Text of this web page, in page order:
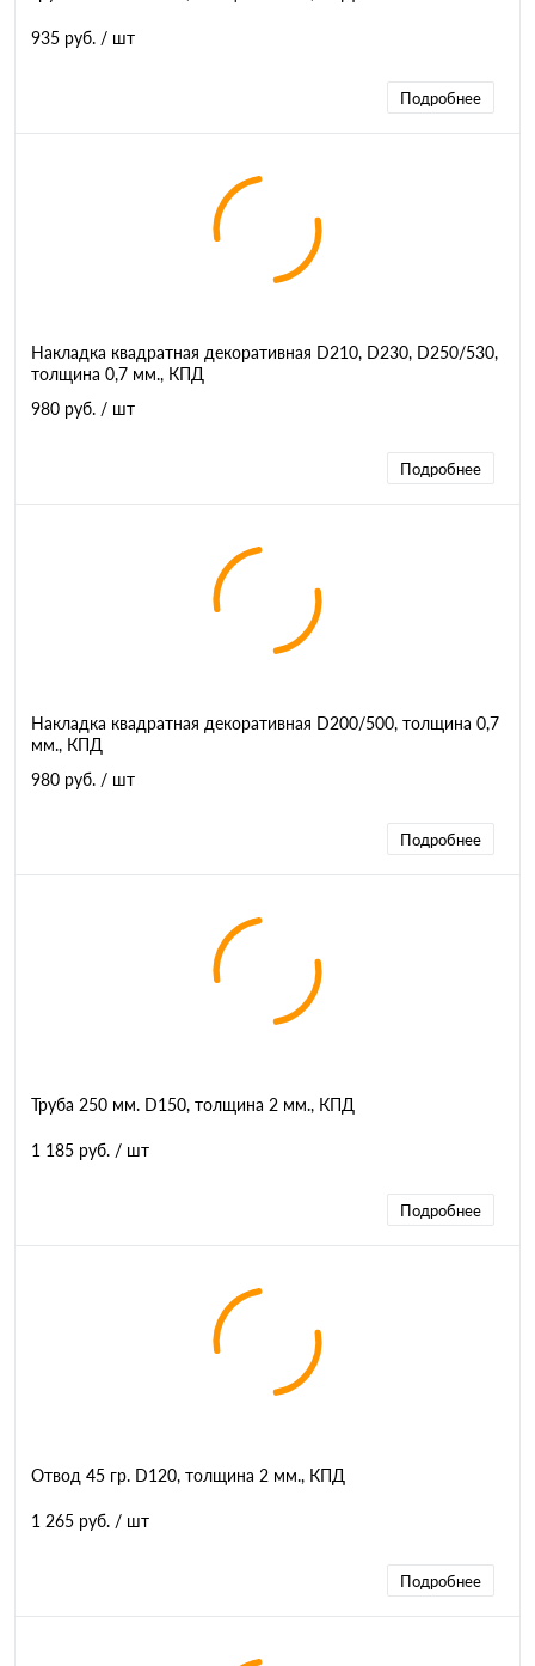
935 руб. / шт
Подробнее
Накладка квадратная декоративная D210, D230, D250/530,
толщина 0,7 мм., КПД
980 руб. / шт
Подробнее
Накладка квадратная декоративная D200/500, толщина 0,7
мм., КПД
980 руб. / шт
Подробнее
Труба 250 мм. D150, толщина 2 мм., КПД
1 185 руб. / шт
Подробнее
Отвод 45 гр. D120, толщина 2 мм., КПД
1 265 руб. / шт
Подробнее